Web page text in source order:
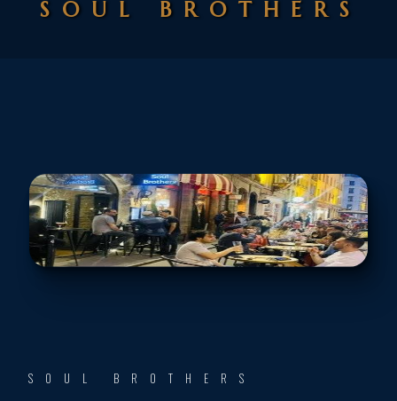
SOUL BROTHERS
SOUL BROTHERS